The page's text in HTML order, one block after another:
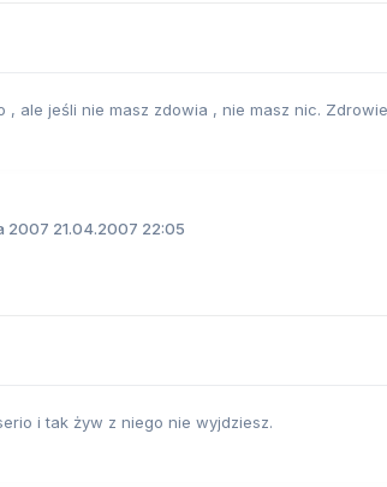
, ale jeśli nie masz zdowia , nie masz nic.
2007 21.04.2007 22:05
i tak żyw z niego nie wyjdziesz.